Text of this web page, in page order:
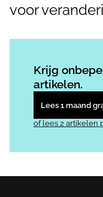
voor
Krijg
artikelen.
Lees 1 maand
of lees 2 artikelen